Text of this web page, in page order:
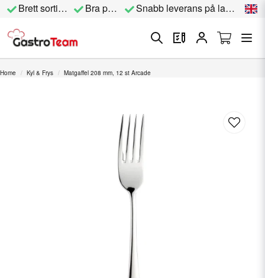
Brett sortiment Bra priser Snabb leverans på lagervara
Home Kyl & Frys Matgaffel 208 mm, 12 st Arcade